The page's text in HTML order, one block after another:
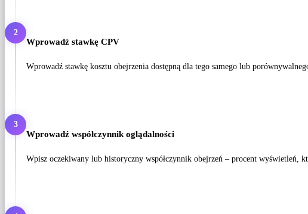
2
Wprowadź stawkę CPV
Wprowadź stawkę kosztu obejrzenia dostępną dla tego samego lub
3
Wprowadź współczynnik oglądalności
Wpisz oczekiwany lub historyczny współczynnik obejrzeń – procent wyświetleń,